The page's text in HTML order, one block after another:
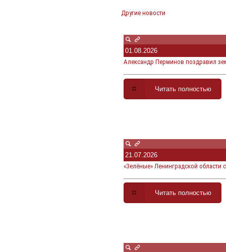
Другие новости
01.08.2026
Александр Перминов поздравил
Читать полностью
21.07.2026
«Зелёные» Ленинградской области
Читать полностью